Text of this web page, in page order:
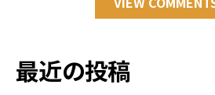
最近の投稿